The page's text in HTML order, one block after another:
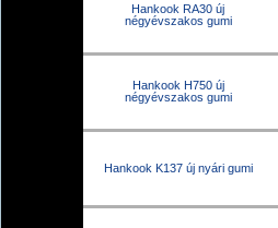
Hankook RA30 új
négyévszakos gumi
Hankook H750 új
négyévszakos gumi
Hankook K137 új nyári gumi